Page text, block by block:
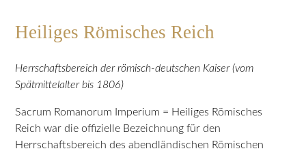
Heiliges Römisches Reich
Herrschaftsbereich der römisch-deutschen Kaiser (vom
Spätmittelalter bis 1806)
Sacrum Romanorum Imperium = Heiliges Römisches
Reich war die offizielle Bezeichnung für den
Herrschaftsbereich des abendländischen Römischen